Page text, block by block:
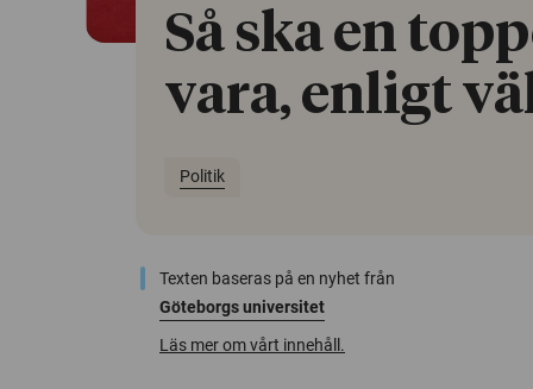
Så ska en
vara, enligt
Politik
Texten baseras på en nyhet från
Göteborgs universitet
Läs mer om vårt innehåll.